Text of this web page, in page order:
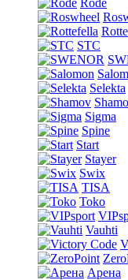
Rode
STC
Selekta
Sigma
Spine
Start
Stayer
Swix
TISA
Toko
Vauhti
Арена